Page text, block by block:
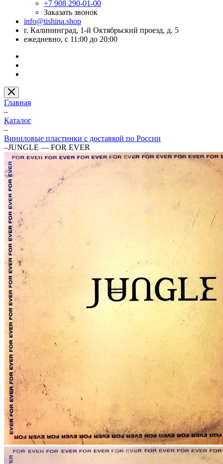
+7 908 290-01-00
Заказать звонок
info@tishina.shop
г. Калининград, 1-й Октябрьский проезд, д. 5
ежедневно, с 11:00 до 20:00
Главная
–
Каталог
–
Виниловые пластинки с доставкой по России
–JUNGLE — FOR EVER